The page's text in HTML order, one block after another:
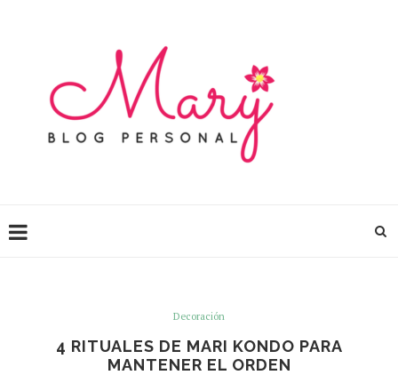
Decoración
4 RITUALES DE MARI KONDO PARA
MANTENER EL ORDEN